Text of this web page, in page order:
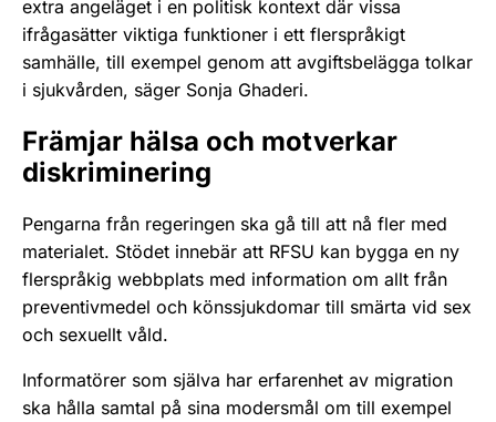
extra angeläget i en politisk kontext där vissa
ifrågasätter viktiga funktioner i ett flerspråkigt
samhälle, till exempel genom att avgiftsbelägga tolkar
i sjukvården, säger Sonja Ghaderi.
Främjar hälsa och motverkar
diskriminering
Pengarna från regeringen ska gå till att nå fler med
materialet. Stödet innebär att RFSU kan bygga en ny
flerspråkig webbplats med information om allt från
preventivmedel och könssjukdomar till smärta vid sex
och sexuellt våld.
Informatörer som själva har erfarenhet av migration
ska hålla samtal på sina modersmål om till exempel